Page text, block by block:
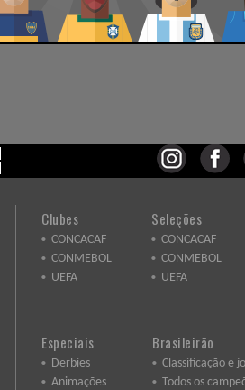
Clubes
CONCACAF
CONMEBOL
UEFA
Seleções
CONCACAF
CONMEBOL
UEFA
Especiais
Derbies
Animações
Brasileirão
Classificação e
Todos os